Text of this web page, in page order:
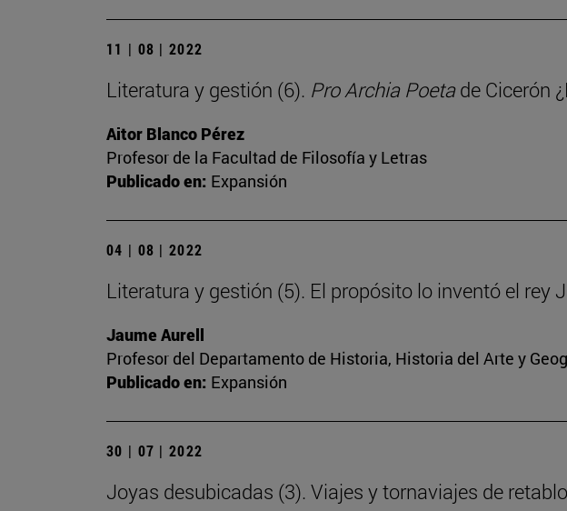
11 | 08 | 2022
Literatura y gestión (6). Pro Archia Poetade Cicerón
Aitor Blanco Pérez
Profesor de la Facultad de Filosofía y Letras
Publicado en: Expansión
04 | 08 | 2022
Literatura y gestión (5). El propósito lo inventó el rey
Jaume Aurell
Profesor del Departamento de Historia, Historia del Arte y
Publicado en: Expansión
30 | 07 | 2022
Joyas desubicadas (3). Viajes y tornaviajes de